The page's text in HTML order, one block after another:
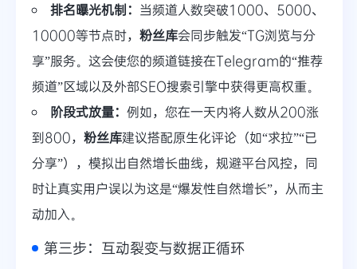
排名曝光机制： 当频道人数突破1000、5000、
10000等节点时， 粉丝库会同步触发“TG浏览与分
享”服务。这会使您的频道链接在Telegram的“推荐
频道”区域以及外部SEO搜索引擎中获得更高权重。
阶段式放量： 例如，您在一天内将人数从200涨
到800， 粉丝库建议搭配原生化评论（如“求拉”“已
分享”），模拟出自然增长曲线，规避平台风控，同
时让真实用户误以为这是“爆发性自然增长”，从而主
动加入。
第三步：互动裂变与数据正循环